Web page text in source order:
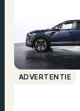
ADVERTENTIE